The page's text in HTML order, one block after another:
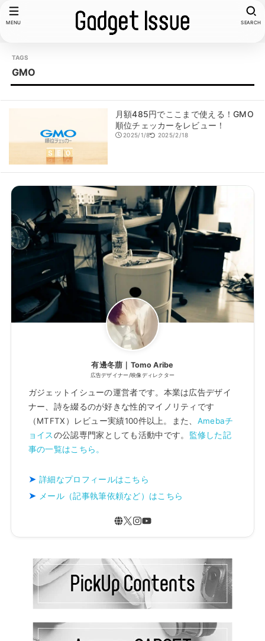
SEARCH
MENU
GMO
月額485円でここまで使える！GMO
順位チェッカーをレビュー！
2025/1/8 2025/2/18
有邊冬萠｜Tomo Aribe
広告デザイナー/映像ディレクター
ガジェットイシューの運営者です。本業は広告デザイ
ナー、詩を綴るのが好きな性的マイノリティです
（MTFTX）レビュー実績100件以上。また、 Amebaチ
ョイスの公認専門家としても活動中です。 監修した記
事の一覧はこちら。
詳細なプロフィールはこちら
メール（記事執筆依頼など）はこちら